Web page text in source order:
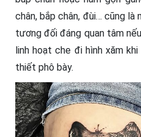
chân, bắp chân, đùi… cũng là
tương đối đáng quan tâm
linh hoạt che đi hình xăm
thiết phô bày.